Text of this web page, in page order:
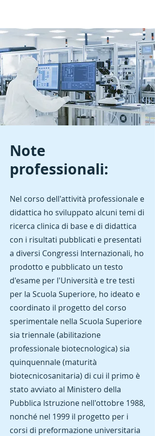
Note
professionali:
Nel corso dell'attività professionale e
didattica ho sviluppato alcuni temi di
ricerca clinica di base e di didattica
con i risultati pubblicati e presentati
a diversi Congressi Internazionali, ho
prodotto e pubblicato un testo
d'esame per l'Università e tre testi
per la Scuola Superiore, ho ideato e
coordinato il progetto del corso
sperimentale nella Scuola Superiore
sia triennale (abilitazione
professionale biotecnologica) sia
quinquennale (maturità
biotecnicosanitaria) di cui il primo è
stato avviato al Ministero della
Pubblica Istruzione nell'ottobre 1988,
nonché nel 1999 il progetto per i
corsi di preformazione universitaria